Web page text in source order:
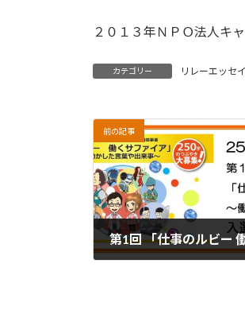
２０１３年ＮＰＯ法人キ
カテゴリー リレーエッセイ
前の記事